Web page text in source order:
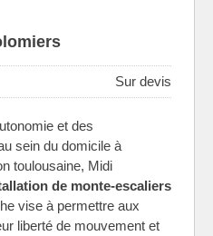
Sur devis
et des
sein du domicile à
toulousaine, Midi
de monte-escaliers
vise à permettre aux
liberté de mouvement et